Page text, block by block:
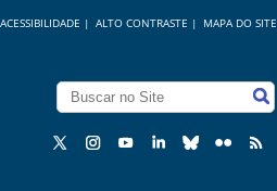
MAPA DO SITE
ALTO CONTRASTE |
ACESSIBILIDADE |